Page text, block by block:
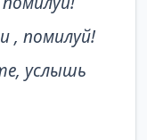
, помилуй!
услышь